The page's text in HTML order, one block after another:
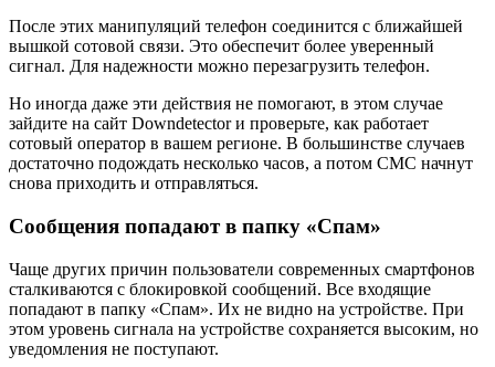
После этих манипуляций телефон соединится с ближайшей
вышкой сотовой связи. Это обеспечит более уверенный
сигнал. Для надежности можно перезагрузить телефон.
Но иногда даже эти действия не помогают, в этом случае
зайдите на сайт Downdetector и проверьте, как работает
сотовый оператор в вашем регионе. В большинстве случаев
достаточно подождать несколько часов, а потом СМС начнут
снова приходить и отправляться.
Сообщения попадают в папку «Спам»
Чаще других причин пользователи современных смартфонов
сталкиваются с блокировкой сообщений. Все входящие
попадают в папку «Спам». Их не видно на устройстве. При
этом уровень сигнала на устройстве сохраняется высоким, но
уведомления не поступают.